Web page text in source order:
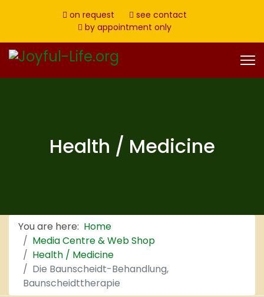
on request
see contact
by appointment only
Health / Medicine
You are here: Home
Media Centre & Web Shop
Health / Medicine
Die Baunscheidt-Behandlung,
Baunscheidttherapie